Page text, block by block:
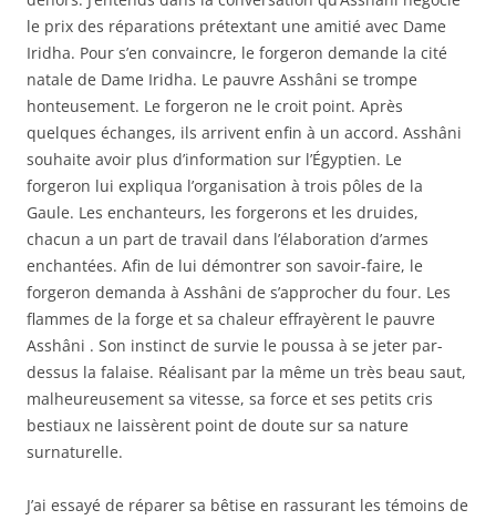
le prix des réparations prétextant une amitié avec Dame
Iridha. Pour s’en convaincre, le forgeron demande la cité
natale de Dame Iridha. Le pauvre Asshâni se trompe
honteusement. Le forgeron ne le croit point. Après
quelques échanges, ils arrivent enfin à un accord. Asshâni
souhaite avoir plus d’information sur l’Égyptien. Le
forgeron lui expliqua l’organisation à trois pôles de la
Gaule. Les enchanteurs, les forgerons et les druides,
chacun a un part de travail dans l’élaboration d’armes
enchantées. Afin de lui démontrer son savoir-faire, le
forgeron demanda à Asshâni de s’approcher du four. Les
flammes de la forge et sa chaleur effrayèrent le pauvre
Asshâni . Son instinct de survie le poussa à se jeter par-
dessus la falaise. Réalisant par la même un très beau saut,
malheureusement sa vitesse, sa force et ses petits cris
bestiaux ne laissèrent point de doute sur sa nature
surnaturelle.
J’ai essayé de réparer sa bêtise en rassurant les témoins de